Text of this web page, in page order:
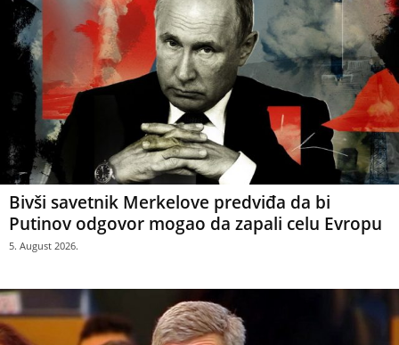
Bivši savetnik Merkelove predviđa da bi
Putinov odgovor mogao da zapali celu Evropu
5. August 2026.